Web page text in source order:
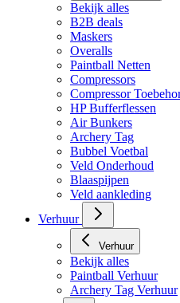
Bekijk alles
B2B deals
Maskers
Overalls
Paintball Netten
Compressors
Compressor
HP Bufferflessen
Air Bunkers
Archery Tag
Bubbel Voetbal
Veld Onderhoud
Blaaspijpen
Veld aankleding
Verhuur
Verhuur
Bekijk alles
Paintball Verhuur
Archery Tag Verhuur